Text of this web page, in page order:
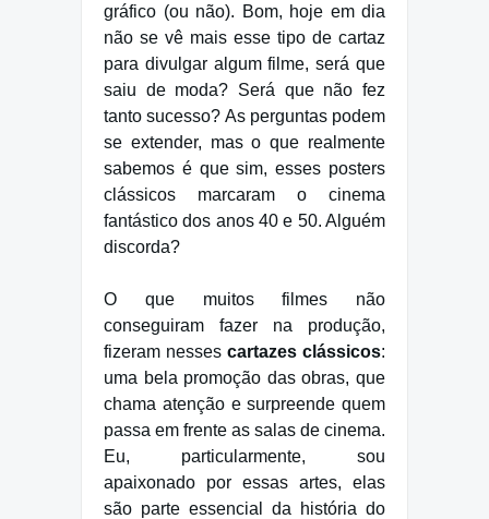
gráfico (ou não). Bom, hoje em dia
não se vê mais esse tipo de cartaz
para divulgar algum filme, será que
saiu de moda? Será que não fez
tanto sucesso? As perguntas podem
se extender, mas o que realmente
sabemos é que sim, esses posters
clássicos marcaram o cinema
fantástico dos anos 40 e 50. Alguém
discorda?
O que muitos filmes não
conseguiram fazer na produção,
fizeram nesses cartazes clássicos:
uma bela promoção das obras, que
chama atenção e surpreende quem
passa em frente as salas de cinema.
Eu, particularmente, sou
apaixonado por essas artes, elas
são parte essencial da história do